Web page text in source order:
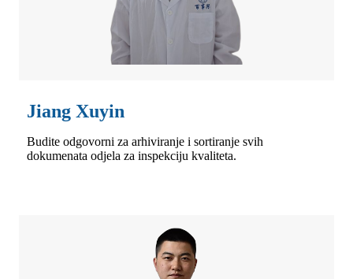
Jiang Xuyin
Budite odgovorni za arhiviranje i sortiranje svih
dokumenata odjela za inspekciju kvaliteta.